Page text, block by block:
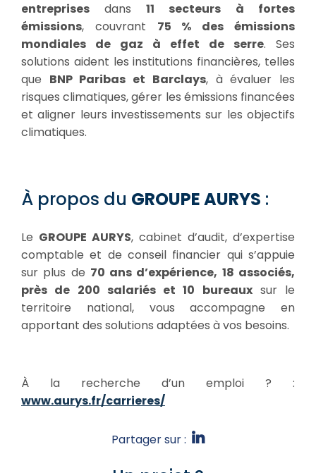
entreprises dans 11 secteurs à fortes
émissions, couvrant 75 % des émissions
mondiales de gaz à effet de serre. Ses
solutions aident les institutions financières, telles
que BNP Paribas et Barclays, à évaluer les
risques climatiques, gérer les émissions financées
et aligner leurs investissements sur les objectifs
climatiques.
À propos du GROUPE AURYS :
Le GROUPE AURYS, cabinet d’audit, d’expertise
comptable et de conseil financier qui s’appuie
sur plus de 70 ans d’expérience, 18 associés,
près de 200 salariés et 10 bureauxsur le
territoire national, vous accompagne en
apportant des solutions adaptées à vos besoins.
À la recherche d’un emploi ? :
www.aurys.fr/carrieres/
Partager sur :